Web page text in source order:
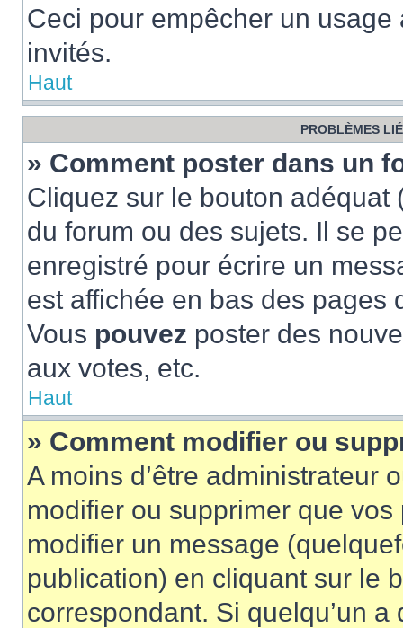
Ceci pour empêcher un
invités.
Haut
PROBLÈMES
» Comment poster dans un
Cliquez sur le bouton
du forum ou des sujets. Il se
enregistré pour écrire un
est affichée en bas des pages
Vous pouvez poster des
aux votes, etc.
Haut
» Comment modifier ou
A moins d’être administrateur
modifier ou supprimer que
modifier un message
publication) en cliquant sur le
correspondant. Si quelqu’un